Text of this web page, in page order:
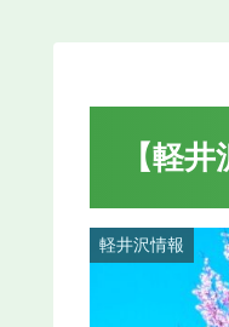
【軽
軽井沢情報